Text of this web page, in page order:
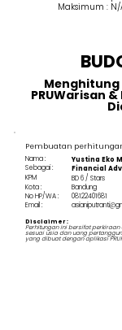
Maksimum : N/
Menghitung
PRUWarisan
Pembuatan
Nama :
Yustina Eko
Sebagai :
Financial
KPM
BD 6 / Stars
Bandung
Kota :
08122401681
No HP/WA :
Email :
Disclaimer :
Perhitungan ini bersifat
sesuai usia dan uang
yang dibuat dengan aplikasi